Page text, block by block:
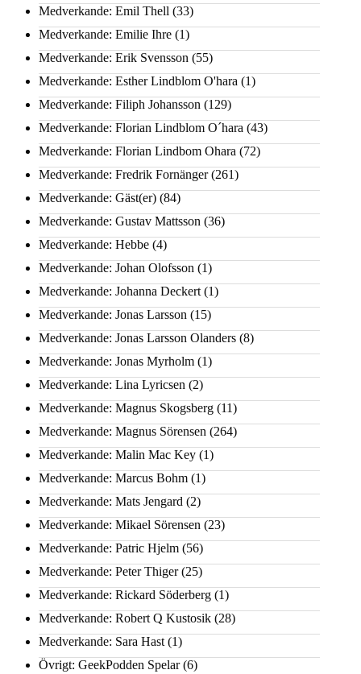
Medverkande: Emil Thell (33)
Medverkande: Emilie Ihre (1)
Medverkande: Erik Svensson (55)
Medverkande: Esther Lindblom O'hara (1)
Medverkande: Filiph Johansson (129)
Medverkande: Florian Lindblom O´hara (43)
Medverkande: Florian Lindbom Ohara (72)
Medverkande: Fredrik Fornänger(261)
Medverkande: Gäst(er) (84)
Medverkande: Gustav Mattsson (36)
Medverkande: Hebbe (4)
Medverkande: Johan Olofsson (1)
Medverkande: Johanna Deckert (1)
Medverkande: Jonas Larsson (15)
Medverkande: Jonas Larsson Olanders (8)
Medverkande: Jonas Myrholm (1)
Medverkande: Lina Lyricsen (2)
Medverkande: Magnus Skogsberg (11)
Medverkande: Magnus Sörensen (264)
Medverkande: Malin Mac Key (1)
Medverkande: Marcus Bohm (1)
Medverkande: Mats Jengard (2)
Medverkande: Mikael Sörensen (23)
Medverkande: Patric Hjelm (56)
Medverkande: Peter Thiger(25)
Medverkande: Rickard Söderberg (1)
Medverkande: Robert Q Kustosik (28)
Medverkande: Sara Hast (1)
Övrigt: GeekPodden Spelar(6)